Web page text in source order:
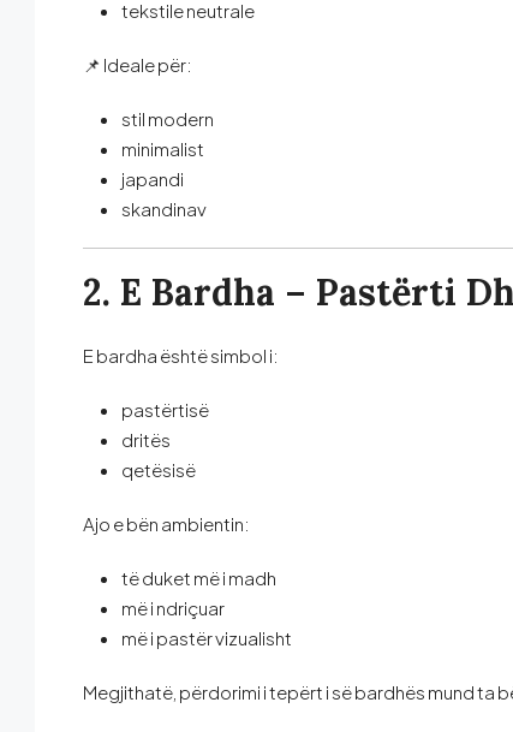
tekstile neutrale
📌 Ideale për:
stil modern
minimalist
japandi
skandinav
2. E Bardha – Pastërti
E bardha është simbol i:
pastërtisë
dritës
qetësisë
Ajo e bën ambientin:
të duket më i madh
më i ndriçuar
më i pastër vizualisht
Megjithatë, përdorimi i tepërt i së bardhës mund ta